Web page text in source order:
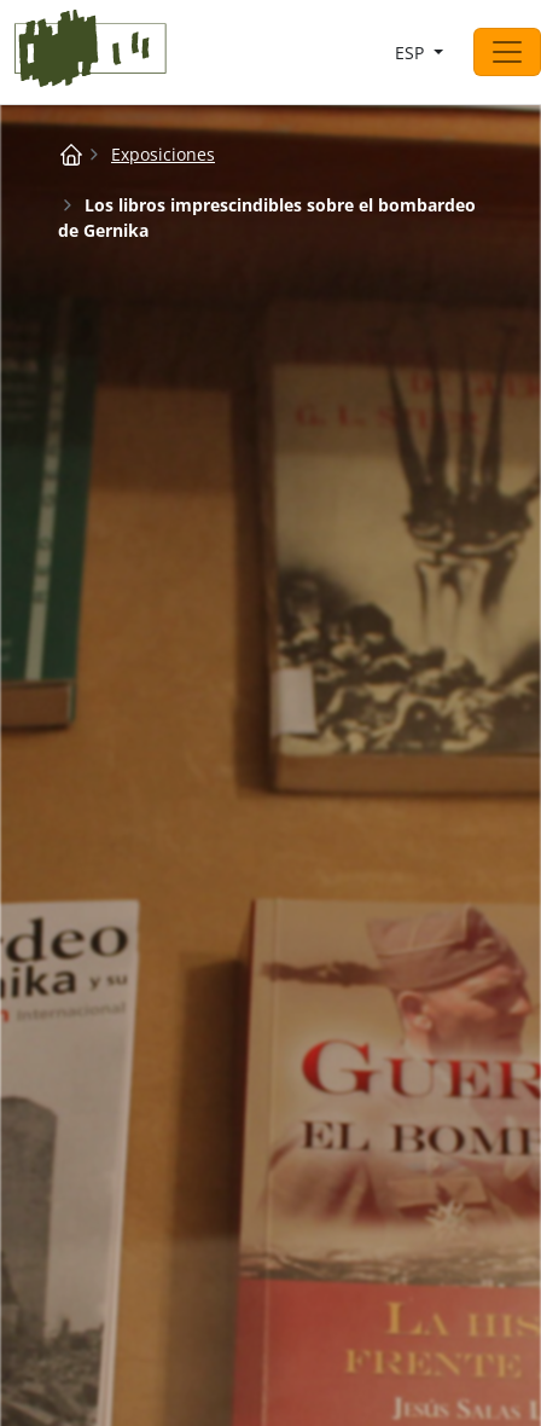
Saltar al contingut
Navegación principal
ESP
Breadcrumb
Exposiciones
Los libros imprescindibles sobre el bombardeo
de Gernika